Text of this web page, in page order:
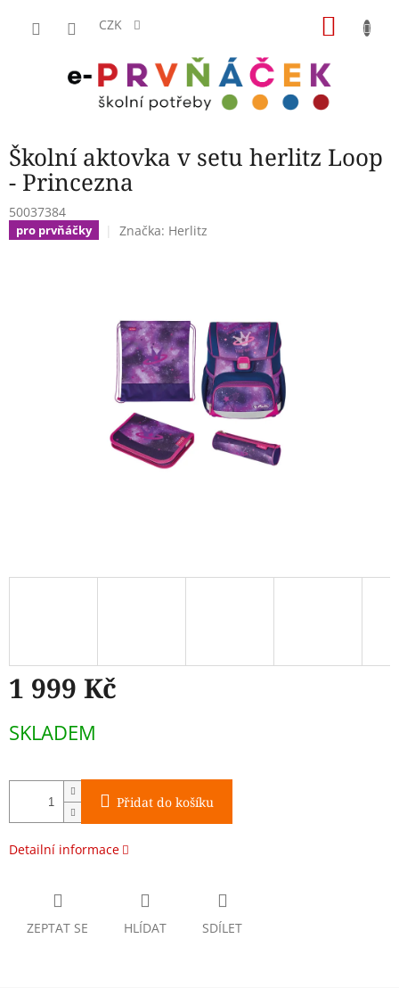
CZK
Školní aktovka v setu herlitz Loop
- Princezna
50037384
pro prvňáčky Značka: Herlitz
1 999 Kč
cena:
SKLADEM
Přidat do košíku
Detailní informace
ZEPTAT SE HLÍDAT SDÍLET